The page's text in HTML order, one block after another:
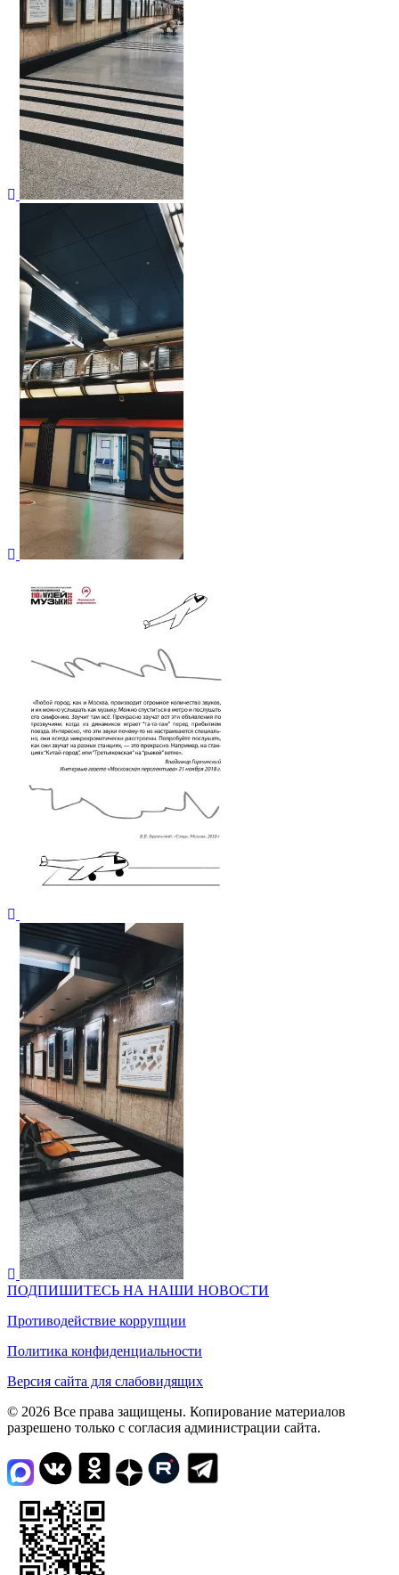
ПОДПИШИТЕСЬ НА НАШИ НОВОСТИ
Противодействие коррупции
Политика конфиденциальности
Версия сайта для слабовидящих
© 2026 Все права защищены. Копирование материалов
разрешено только с согласия администрации сайта.